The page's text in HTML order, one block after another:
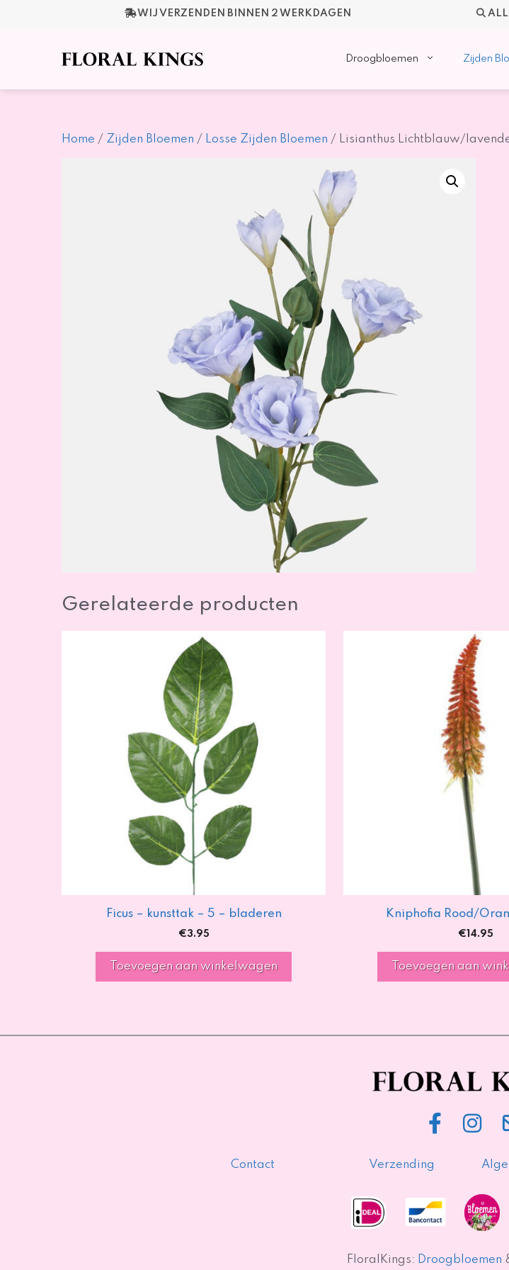
WIJ VERZENDEN BINNEN 2 WERKDAGEN
Droogbloemen Zijden
Home / Zijden Bloemen / Losse Zijden Bloemen / Lisianthus Lichtblauw/
Gerelateerde producten
Ficus – kunsttak – 5 – bladeren
€3.95
Toevoegen aan winkelwagen
Kniphofia Rood/
€ 14.95
Toevoegen aan
Contact Verzending
FloralKings: Droogbloemen